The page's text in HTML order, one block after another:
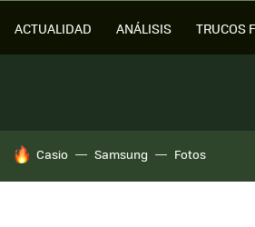
ACTUALIDAD ANÁLISIS TRUCOS
HOY SE HABLA DE
Casio Samsung Fotos